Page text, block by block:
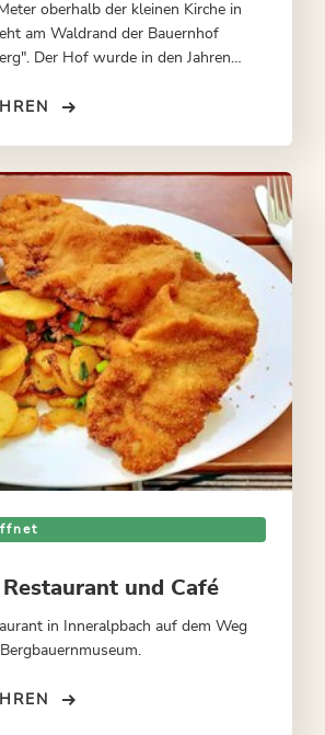
oberhalb der kleinen Kirche in
am Waldrand der Bauernhof
Der Hof wurde in den Jahren
bewohnt.
und Café
in Inneralpbach auf dem Weg